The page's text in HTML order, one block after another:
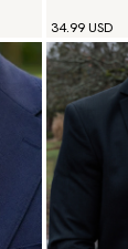
34.99 USD